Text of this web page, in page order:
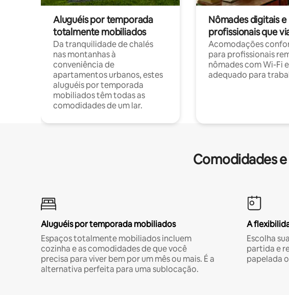
Aluguéis por temporada
totalmente mobiliados
Da tranquilidade de chalés
nas montanhas à
conveniência de
apartamentos urbanos, estes
aluguéis por temporada
mobiliados têm todas as
comodidades de um lar.
Nômades digitais e
profissionais que
Acomodações
para profissionais
nômades com Wi-Fi
adequado para
Comodidades
Aluguéis por temporada mobiliados
Espaços totalmente mobiliados incluem
cozinha e as comodidades de que você
precisa para viver bem por um mês ou mais. É a
alternativa perfeita para uma sublocação.
A
Escolha
partida e
papelada